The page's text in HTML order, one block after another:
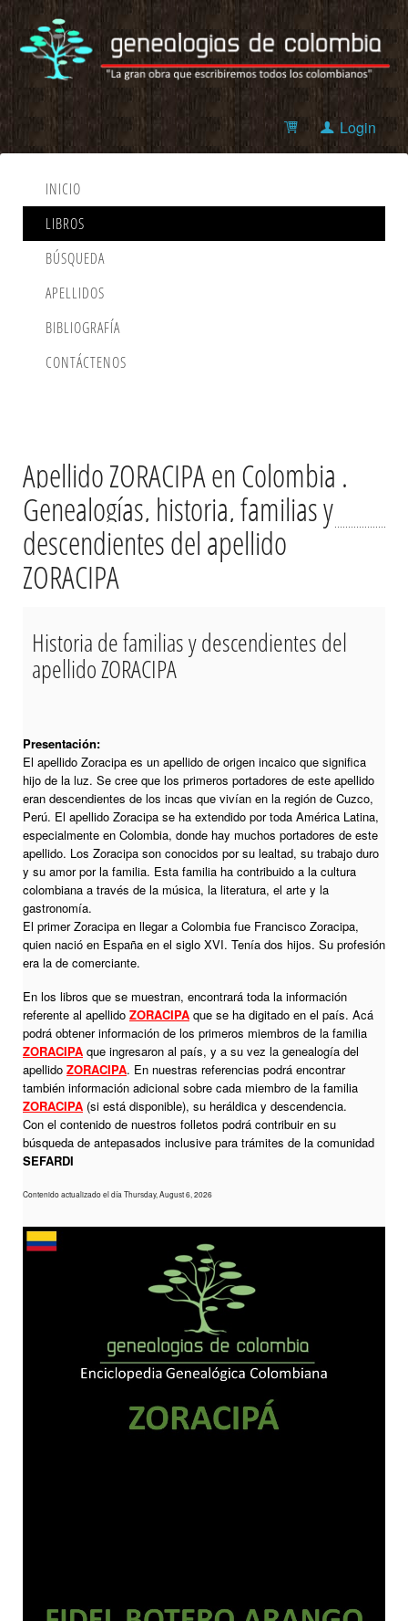
Login
INICIO
LIBROS
BÚSQUEDA
APELLIDOS
BIBLIOGRAFÍA
CONTÁCTENOS
Apellido ZORACIPA en Colombia .
Genealogías, historia, familias y
descendientes del apellido
ZORACIPA
Historia de familias y descendientes del
apellido ZORACIPA
Presentación:
El apellido Zoracipa es un apellido de origen incaico que significa
hijo de la luz. Se cree que los primeros portadores de este apellido
eran descendientes de los incas que vivían en la región de Cuzco,
Perú. El apellido Zoracipa se ha extendido por toda América Latina,
especialmente en Colombia, donde hay muchos portadores de este
apellido. Los Zoracipa son conocidos por su lealtad, su trabajo duro
y su amor por la familia. Esta familia ha contribuido a la cultura
colombiana a través de la música, la literatura, el arte y la
gastronomía.
El primer Zoracipa en llegar a Colombia fue Francisco Zoracipa,
quien nació en España en el siglo XVI. Tenía dos hijos. Su profesión
era la de comerciante.
En los libros que se muestran, encontrará toda la información
referente al apellido ZORACIPA que se ha digitado en el país. Acá
podrá obtener información de los primeros miembros de la familia
ZORACIPA que ingresaron al país, y a su vez la genealogía del
apellido ZORACIPA. En nuestras referencias podrá encontrar
también información adicional sobre cada miembro de la familia
ZORACIPA (si está disponible), su heráldica y descendencia.
Con el contenido de nuestros folletos podrá contribuir en su
búsqueda de antepasados inclusive para trámites de la comunidad
SEFARDI
Contenido actualizado el día Thursday, August 6, 2026